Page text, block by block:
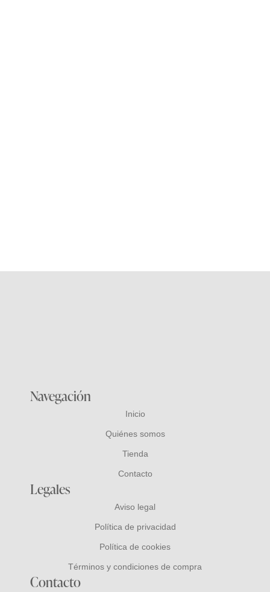
Navegación
Inicio
Quiénes somos
Tienda
Contacto
Legales
Aviso legal
Política de privacidad
Política de cookies
Términos y condiciones de compra
Contacto